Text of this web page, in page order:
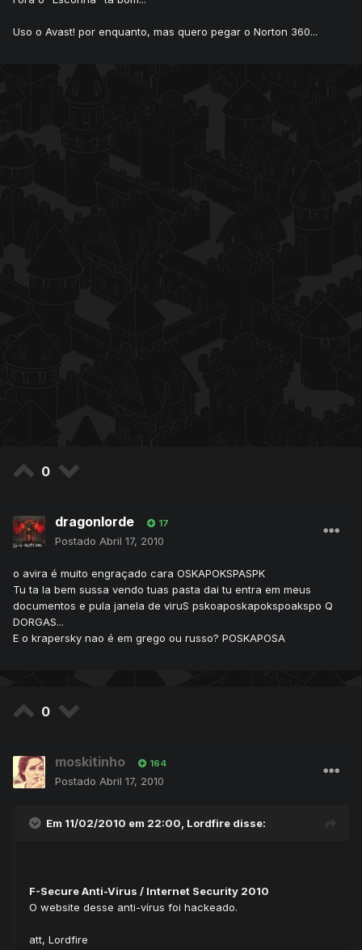
Uso o Avast! por enquanto, mas quero pegar o Norton 360...
0
dragonlorde 17
Postado Abril 17, 2010
o avira é muito engraçado cara OSKAPOKSPASPK
Tu ta la bem sussa vendo tuas pasta dai tu entra em meus
documentos e pula janela de viruS pskoaposkapokspoakspo Q
DORGAS...
E o krapersky nao é em grego ou russo? POSKAPOSA
0
moskitinho 164
Postado Abril 17, 2010
Em 11/02/2010 em 22:00, Lordfire disse:
F-Secure Anti-Virus / Internet Security 2010
O website desse anti-vírus foi hackeado.
att, Lordfire